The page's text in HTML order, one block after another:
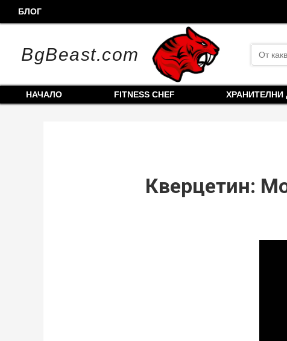
to
БЛОГ
BgBeast.com Search
for:
НАЧАЛО FITNESS CHEF ХРАНИТЕЛНИ
Кверцетин: